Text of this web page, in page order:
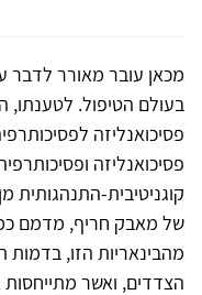
מכאן עובר מאורר לדבר
בעולם הטיפול. לטענתו,
פסיכואנליזה
פסיכואנליזה
קוגניטיבית-התנהגותית
של מאבק חריף, מדמם
מהבינאריות הזו,
הצדדים, ואשר